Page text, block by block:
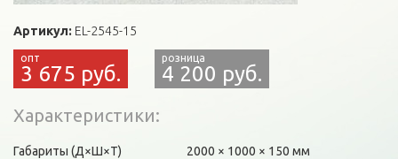
Артикул: EL-2545-15
3 675 руб. 4 200 руб.
Характеристики
Габариты (Д×Ш×Т) 2000 1000
150 мм